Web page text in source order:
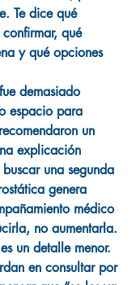
Te dice qué
qué
y qué opciones
demasiado
espacio para
un
explicación
una segunda
genera
médico
no aumentarla.
un detalle menor.
en consultar por